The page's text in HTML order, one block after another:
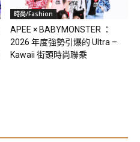
時尚/Fashion
APEE × BABYMONSTER ：
2026 年度強勢引爆的 Ultra –
Kawaii 街頭時尚聯乘